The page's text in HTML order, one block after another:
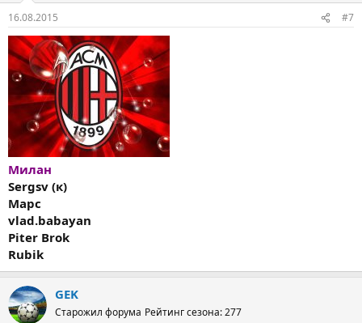
16.08.2015 #7
Милан
Sergsv (к)
Марс
vlad.babayan
Piter Brok
Rubik
GEK
Старожил форума Рейтинг сезона: 277